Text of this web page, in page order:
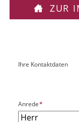
ZUR
O
k
UIhre Kontaktdaten
P
f
Anrede*